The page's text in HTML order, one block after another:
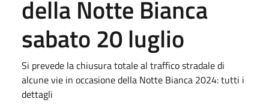
della Notte Bianca
sabato 20 luglio
Si prevede la chiusura totale al traffico stradale di
alcune vie in occasione della Notte Bianca 2024: tutti i
dettagli